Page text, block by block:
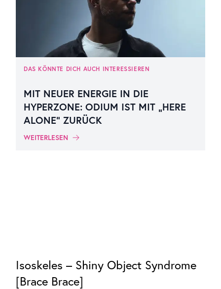
DAS KÖNNTE DICH AUCH INTERESSIEREN
MIT NEUER ENERGIE IN DIE
HYPERZONE: ODIUM IST MIT „HERE
ALONE“ ZURÜCK
WEITERLESEN
Isoskeles – Shiny Object Syndrome
[Brace Brace]